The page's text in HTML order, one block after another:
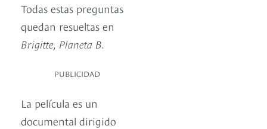
Todas estas preguntas
quedan resueltas en
Brigitte, Planeta B.
PUBLICIDAD
La película es un
documental dirigido